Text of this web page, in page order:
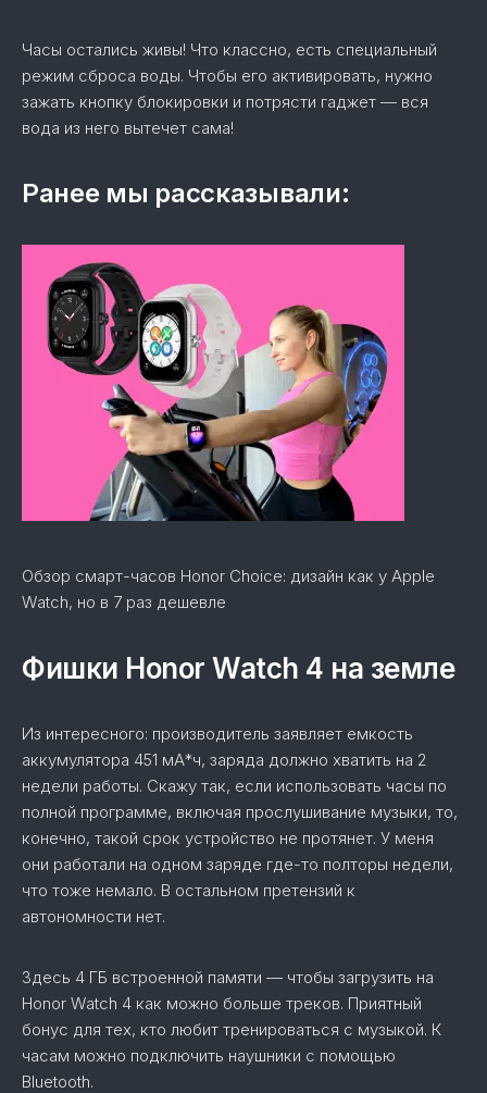
Часы остались живы! Что классно, есть специальный
режим сброса воды. Чтобы его активировать, нужно
зажать кнопку блокировки и потрясти гаджет — вся
вода из него вытечет сама!
Ранее мы рассказывали:
Обзор смарт-часов Honor Choice: дизайн как у Apple
Watch, но в 7 раз дешевле
Фишки Honor Watch 4 на земле
Из интересного: производитель заявляет емкость
аккумулятора 451 мА*ч, заряда должно хватить на 2
недели работы. Скажу так, если использовать часы по
полной программе, включая прослушивание музыки, то,
конечно, такой срок устройство не протянет. У меня
они работали на одном заряде где-то полторы недели,
что тоже немало. В остальном претензий к
автономности нет.
Здесь 4 ГБ встроенной памяти — чтобы загрузить на
Honor Watch 4 как можно больше треков. Приятный
бонус для тех, кто любит тренироваться с музыкой. К
часам можно подключить наушники с помощью
Bluetooth.